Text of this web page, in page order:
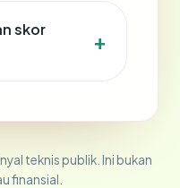
skor
teknis publik. Ini bukan
finansial.